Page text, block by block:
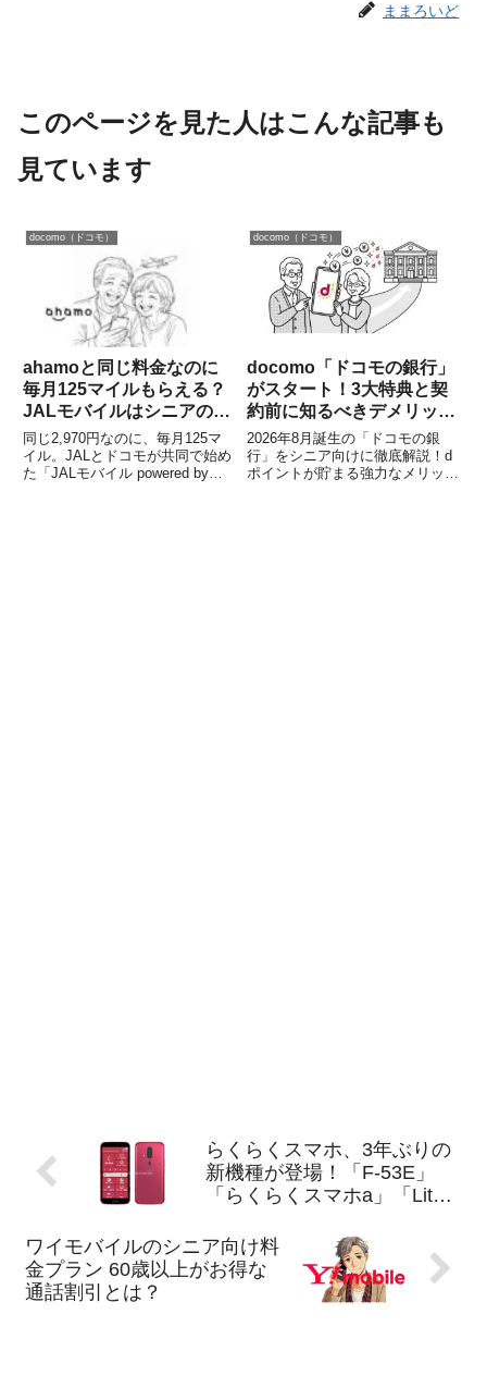
ままろいど
このページを見た人はこんな記事も
見ています
docomo（ドコモ）
ahamoと同じ料金なのに
毎月125マイルもらえる？
JALモバイルはシニアのス
マホ代節約になるのか
同じ2,970円なのに、毎月125マ
イル。JALとドコモが共同で始め
た「JALモバイル powered by
docomo（ドコモ）
docomo「ドコモの銀行」
がスタート！3大特典と契
約前に知るべきデメリット
を解説
2026年8月誕生の「ドコモの銀
行」をシニア向けに徹底解説！d
ポイントが貯まる強力なメリット
らくらくスマホ、3年ぶりの
新機種が登場！「F-53E」
「らくらくスマホa」「Lite
ワイモバイルのシニア向け料
金プラン 60歳以上がお得な
通話割引とは？